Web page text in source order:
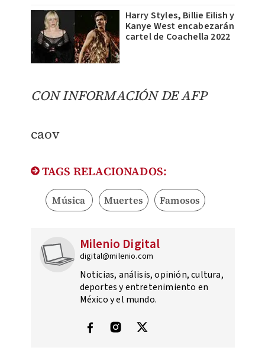
Harry Styles, Billie Eilish y
Kanye West encabezarán
cartel de Coachella 2022
CON INFORMACIÓN DE AFP
caov
TAGS RELACIONADOS:
Música Muertes Famosos
Milenio Digital
digital@milenio.com
Noticias, análisis, opinión, cultura,
deportes y entretenimiento en
México y el mundo.